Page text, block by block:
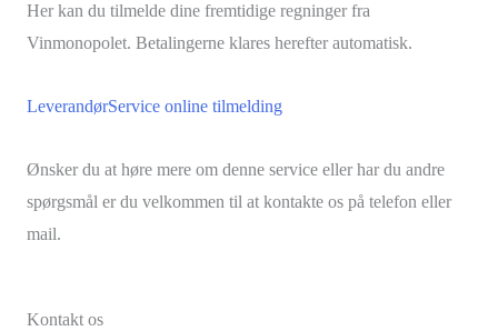
Her kan du tilmelde dine fremtidige regninger fra
Vinmonopolet. Betalingerne klares herefter automatisk.
LeverandørService online tilmelding
Ønsker du at høre mere om denne service eller har du andre
spørgsmål er du velkommen til at kontakte os på telefon eller
mail.
Kontakt os